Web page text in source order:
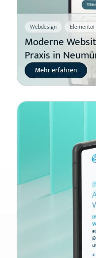
Webdesign
Moderne
Praxis in
Mehr erfahren